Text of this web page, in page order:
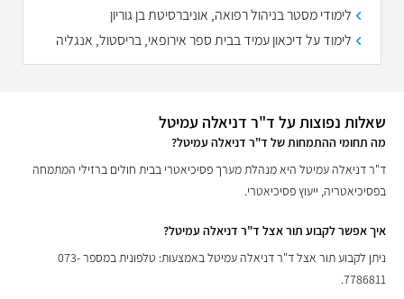
לימודי מסטר בניהול רפואה, אוניברסיטת בן גוריון
לימוד על דיכאון עמיד בבית ספר אירופאי, בריסטול, אנגליה
שאלות נפוצות על ד"ר דניאלה עמיטל
מה תחומי ההתמחות של ד"ר דניאלה עמיטל?
ד"ר דניאלה עמיטל היא מנהלת מערך פסיכיאטרי בבית חולים ברזילי המתמחה
בפסיכיאטריה, ייעוץ פסיכיאטרי.
איך אפשר לקבוע תור אצל ד"ר דניאלה עמיטל?
ניתן לקבוע תור אצל ד"ר דניאלה עמיטל באמצעות: טלפונית במספר 073-
7786811.